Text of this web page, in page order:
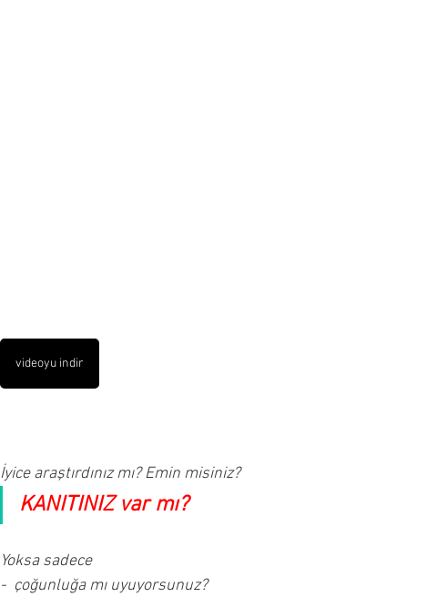
videoyu indir
İyice araştırdınız mı? Emin misiniz?
KANITINIZ var mı?
Yoksa sadece
-  çoğunluğa mı uyuyorsunuz?